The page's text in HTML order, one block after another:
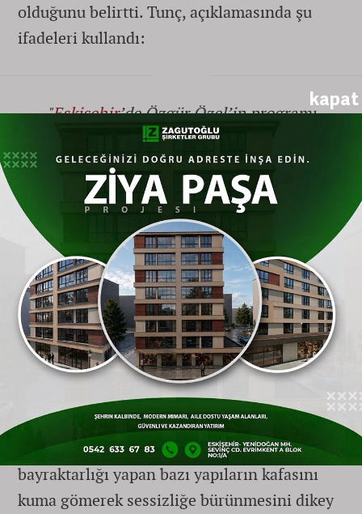
kapat
olduğunu belirtti. Tunç, açıklamasında şu
ifadeleri kullandı:
"Eskişehir’de Özgür Özel’in programı
sırasında görevini yapan basın mensuplarına
yönelik koruma ekibinin sert müdahalesi,
hangi siyasi görüşten olursa olsun kabul
edilemez. Gazeteciler kamu adına görev
yapar. Görevlerini yerine getirirken fiziki
müdahaleye veya baskıya maruz kalmaları,
sadece basın mensuplarına değil, halkın
haber alma hakkına da zarar verir."
"Meslek Örgütlerinin Sessizliği Bizi En
Az Bu Olay Kadar Üzdü"
Saha ortasında yaşanan şiddet kadar,
Eskişehir’de her fırsatta "basın özgürlüğü"
bayraktarlığı yapan bazı yapıların kafasını
kuma gömerek sessizliğe bürünmesini dikey